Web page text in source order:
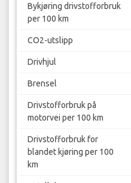
Bykjøring drivstofforbruk
per 100 km
CO2-utslipp
Drivhjul
Brensel
Drivstofforbruk på
motorvei per 100 km
Drivstofforbruk for
blandet kjøring per 100
km